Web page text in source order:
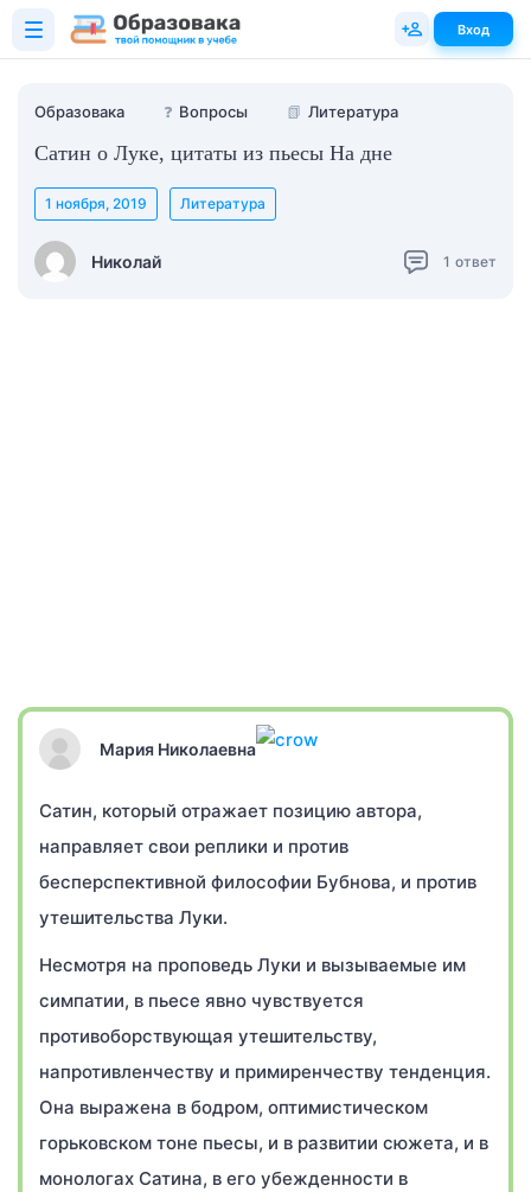
Образовака ❓ Вопросы 📗 Литература
Сатин о Луке, цитаты из пьесы На дне
Николай
1 ноября, 2019 Литература
1 ответ
Мария Николаевна
Сатин, который отражает позицию автора,
направляет свои реплики и против
бесперспективной философии Бубнова, и против
утешительства Луки.
Несмотря на проповедь Луки и вызываемые им
симпатии, в пьесе явно чувствуется
противоборствующая утешительству,
напротивленчеству и примиренчеству тенденция.
Она выражена в бодром, оптимистическом
горьковском тоне пьесы, и в развитии сюжета, и в
монологах Сатина, в его убежденности в
Вход